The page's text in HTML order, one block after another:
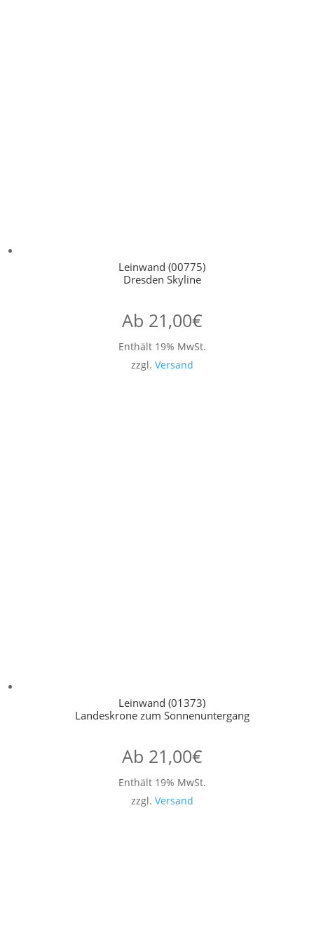
Leinwand (00775)
Dresden Skyline
Ab 21,00€
Enthält 19% MwSt.
zzgl. Versand
Leinwand (01373)
Landeskrone zum Sonnenuntergang
Ab 21,00€
Enthält 19% MwSt.
zzgl. Versand